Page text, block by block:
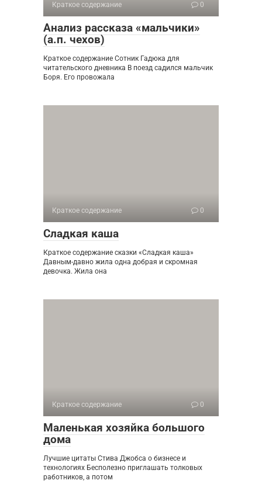
Краткое содержание 0
Анализ рассказа «мальчики»
(а.п. чехов)
Краткое содержание Сотник Гадюка для
читательского дневника В поезд садился мальчик
Боря. Его провожала
Краткое содержание 0
Сладкая каша
Краткое содержание сказки «Сладкая каша»
Давным-давно жила одна добрая и скромная
девочка. Жила она
Краткое содержание 0
Маленькая хозяйка большого
дома
Лучшие цитаты Стива Джобса о бизнесе и
технологиях Бесполезно приглашать толковых
работников, а потом